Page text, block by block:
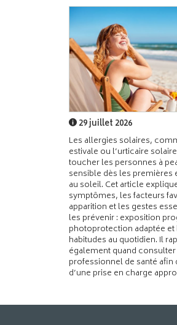
29 juillet 2026
Les allergies solaires,
estivale ou l’urticaire
toucher les personnes à
sensible dès les premières
au soleil. Cet article
symptômes, les facteurs
apparition et les gestes
les prévenir : exposition
photoprotection adaptée et
habitudes au quotidien. Il
également quand
professionnel de santé
d’une prise en charge